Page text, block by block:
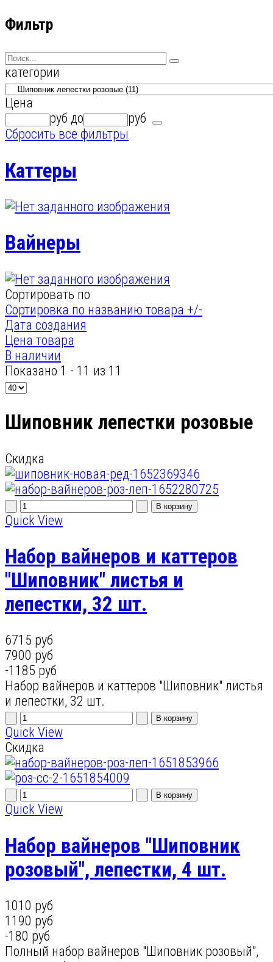
Фильтр
категории
Цена
руб до
руб
Сбросить все фильтры
Каттеры
Вайнеры
Сортировать по
Сортировка по названию товара +/-
Дата создания
Цена товара
В наличии
Показано 1 - 11 из 11
Шиповник лепестки розовые
Скидка
Quick View
Набор вайнеров и каттеров
"Шиповник" листья и
лепестки, 32 шт.
6715 руб
7900 руб
-1185 руб
Набор вайнеров и каттеров "Шиповник" листья
и лепестки, 32 шт.
Quick View
Скидка
Quick View
Набор вайнеров "Шиповник
розовый", лепестки, 4 шт.
1010 руб
1190 руб
-180 руб
Полный набор вайнеров "Шиповник розовый",